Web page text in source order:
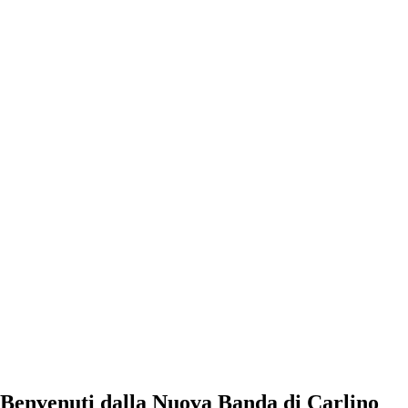
Benvenuti dalla Nuova Banda di Carlino